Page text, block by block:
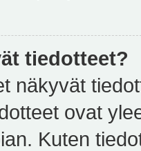
tiedotteet?
näkyvät
ovat
Kuten